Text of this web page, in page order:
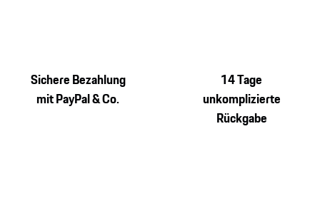
Sichere Bezahlung
mit PayPal & Co.
14 Tage
unkomplizierte
Rückgabe